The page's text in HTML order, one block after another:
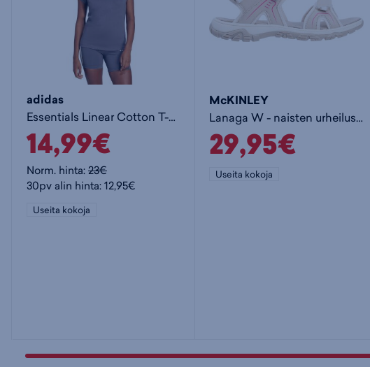
adidas
Essentials Linear Cotton T-Shirt W - naisten t-paita
14,99€
Norm. hinta:23€
30pv alin hinta: 12,95€
Useita kokoja
McKINLEY
Lanaga W - naisten urheilusandaalit
29,95€
Useita kokoja